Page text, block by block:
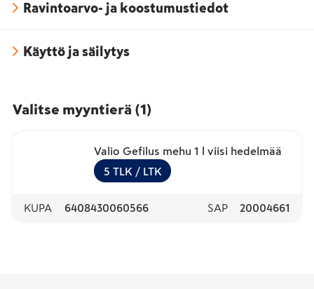
Ravintoarvo- ja koostumustiedot
Käyttö ja säilytys
Valitse myyntierä (1 )
Valio Gefilus mehu 1 l viisi hedelmää
5 TLK / LTK
KUPA 6408430060566 SAP 20004661